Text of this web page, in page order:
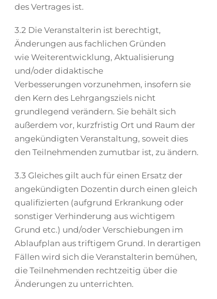
des Vertrages ist.
3.2 Die Veranstalterin ist berechtigt,
Änderungen aus fachlichen Gründen
wie Weiterentwicklung, Aktualisierung
und/oder didaktische
Verbesserungen vorzunehmen, insofern sie
den Kern des Lehrgangsziels nicht
grundlegend verändern. Sie behält sich
außerdem vor, kurzfristig Ort und Raum der
angekündigten Veranstaltung, soweit dies
den Teilnehmenden zumutbar ist, zu ändern.
3.3 Gleiches gilt auch für einen Ersatz der
angekündigten Dozentin durch einen gleich
qualifizierten (aufgrund Erkrankung oder
sonstiger Verhinderung aus wichtigem
Grund etc.) und/oder Verschiebungen im
Ablaufplan aus triftigem Grund. In derartigen
Fällen wird sich die Veranstalterin bemühen,
die Teilnehmenden rechtzeitig über die
Änderungen zu unterrichten.